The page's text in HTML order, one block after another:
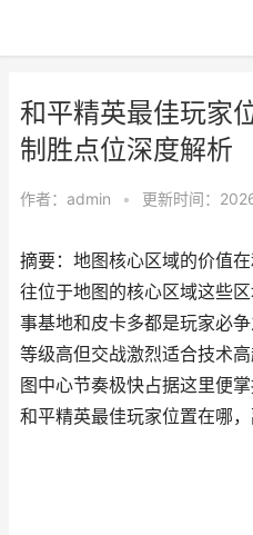
和平精英最佳玩家
制胜点位深度解析
作者： admin • 更新时间：
摘要：地图核心区域的价值
往位于地图的核心区域这些
事基地和皮卡多都是玩家必
等级高但交战激烈适合技术
图中心节奏极快占据这里便
和平精英最佳玩家位置在哪